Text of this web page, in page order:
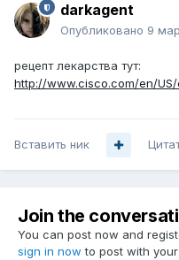
darkagent
Опубликовано 9
рецепт лекарства тут:
http://www.cisco.com/en/
Вставить ник
Join the
You can post now and
sign in now to post with